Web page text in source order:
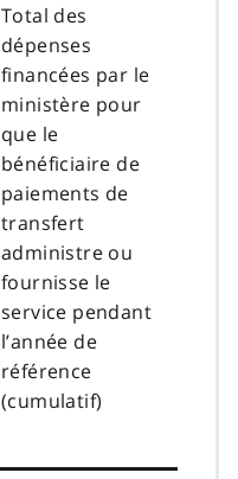
Total des
dépenses
financées par le
ministère pour
que le
bénéficiaire de
paiements de
transfert
administre ou
fournisse le
service pendant
l’année de
référence
(cumulatif)